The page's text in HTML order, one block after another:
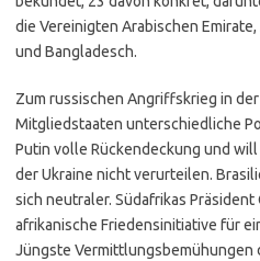
die Vereinigten Arabischen
und Bangladesch.
Zum russischen Angriffskrieg in
Mitgliedstaaten unterschiedliche
Putin volle Rückendeckung und will
der Ukraine nicht verurteilen.
sich neutraler. Südafrikas Präsident
afrikanische Friedensinitiative für
Jüngste Vermittlungsbemühungen